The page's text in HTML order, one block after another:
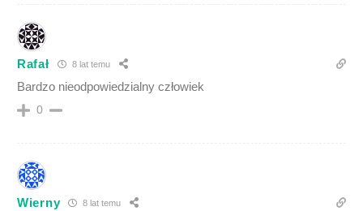
Rafał 8 lat temu
Bardzo nieodpowiedzialny człowiek
0
Wierny 8 lat temu